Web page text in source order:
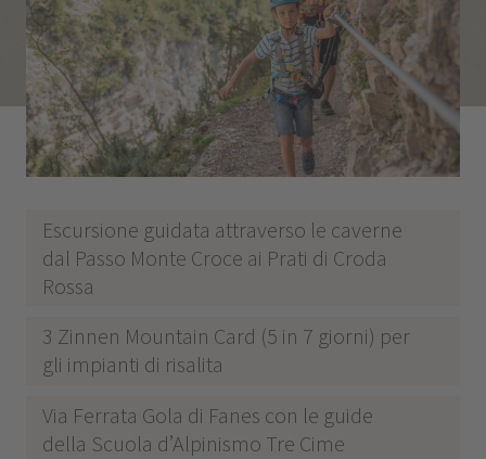
Escursione guidata attraverso le caverne
dal Passo Monte Croce ai Prati di Croda
Rossa
3 Zinnen Mountain Card (5 in 7 giorni) per
gli impianti di risalita
Via Ferrata Gola di Fanes con le guide
della Scuola d’Alpinismo Tre Cime